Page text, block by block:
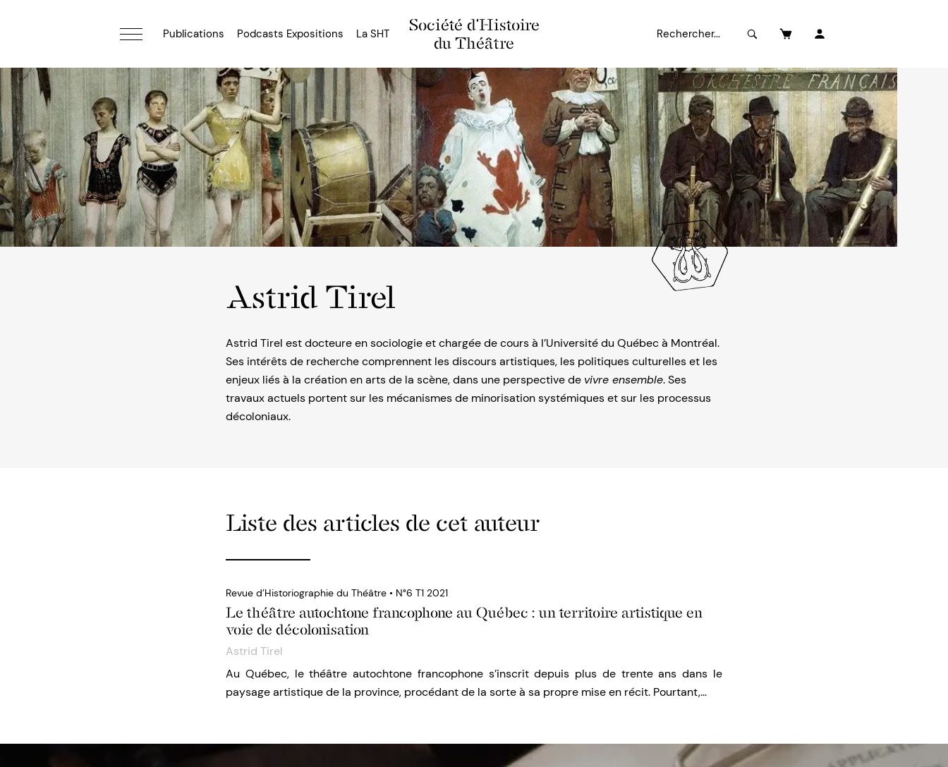
Société d'Histoire
du Théâtre
Publications Podcasts Expositions La SHT
Astrid Tirel
Astrid Tirel est docteure en sociologie et chargée de cours à l’Université du Québec à Montréal.
Ses intérêts de recherche comprennent les discours artistiques, les politiques culturelles et les
enjeux liés à la création en arts de la scène, dans une perspective de vivre ensemble. Ses
travaux actuels portent sur les mécanismes de minorisation systémiques et sur les processus
décoloniaux.
Liste des articles de cet auteur
Revue d’Historiographie du Théâtre • N°6 T1 2021
Le théâtre autochtone francophone au Québec : un territoire artistique en
voie de décolonisation
Astrid Tirel
Au Québec, le théâtre autochtone francophone s’inscrit depuis plus de trente ans dans le
paysage artistique de la province, procédant de la sorte à sa propre mise en récit. Pourtant,…